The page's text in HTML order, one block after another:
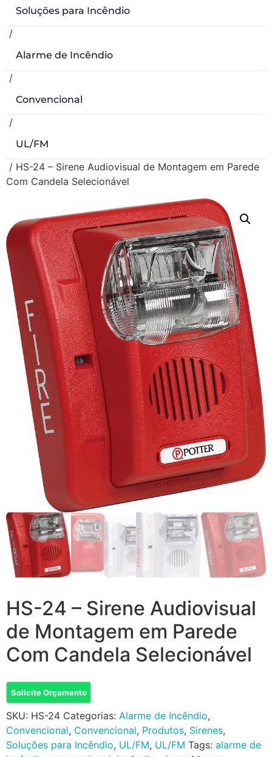
Soluções para Incêndio
/
Alarme de Incêndio
/
Convencional
/
UL/FM
/ HS-24 – Sirene Audiovisual de Montagem em Parede
Com Candela Selecionável
HS-24 – Sirene Audiovisual
de Montagem em Parede
Com Candela Selecionável
Solicite Orçamento
SKU: HS-24 Categorias: Alarme de Incêndio,
Convencional, Convencional, Produtos, Sirenes,
Soluções para Incêndio, UL/FM, UL/FM Tags: alarme de